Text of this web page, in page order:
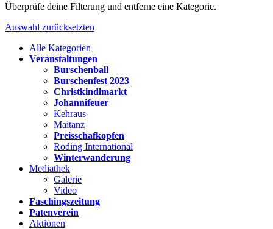
Überprüfe deine Filterung und entferne eine Kategorie.
Auswahl zurücksetzten
Alle Kategorien
Veranstaltungen
Burschenball
Burschenfest 2023
Christkindlmarkt
Johannifeuer
Kehraus
Maitanz
Preisschafkopfen
Roding International
Winterwanderung
Mediathek
Galerie
Video
Faschingszeitung
Patenverein
Aktionen